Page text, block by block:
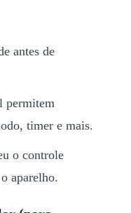
antes de
permitem
timer e mais.
o controle
aparelho.